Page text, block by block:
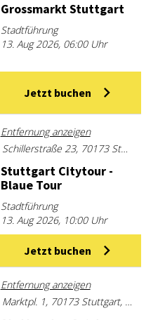
Gross­markt Stutt­gart
Stadtführung
13. Aug 2026, 06:00 Uhr
Jetzt buchen
Entfernung anzeigen
Schillerstraße 23, 70173 Stuttgart
Stutt­gart Ci­ty­tour -
Blaue Tour
Stadtführung
13. Aug 2026, 10:00 Uhr
Jetzt buchen
Entfernung anzeigen
Marktpl. 1, 70173 Stuttgart, Deutschland